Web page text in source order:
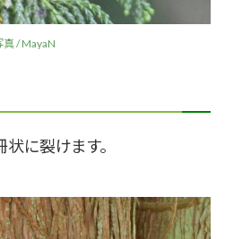
真 / MayaN
に裂けます。